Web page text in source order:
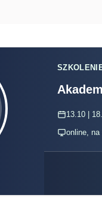
13.10 |
online, na